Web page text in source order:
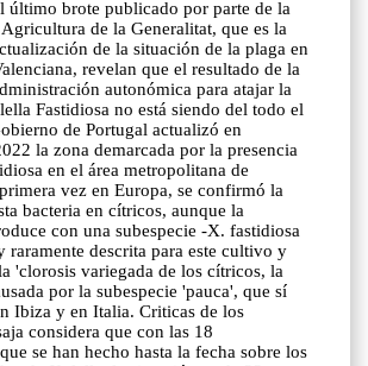
último brote publicado por parte de la
de la Generalitat, que es la
de la situación de la plaga en
revelan que el resultado de la
autonómica para atajar la
Fastidiosa no está siendo del todo el
de Portugal actualizó en
la zona demarcada por la presencia
en el área metropolitana de
vez en Europa, se confirmó la
bacteria en cítricos, aunque la
con una subespecie -X. fastidiosa
raramente descrita para este cultivo y
'clorosis variegada de los cítricos, la
por la subespecie 'pauca', que sí
Ibiza y en Italia. Criticas de los
considera que con las 18
se han hecho hasta la fecha sobre los